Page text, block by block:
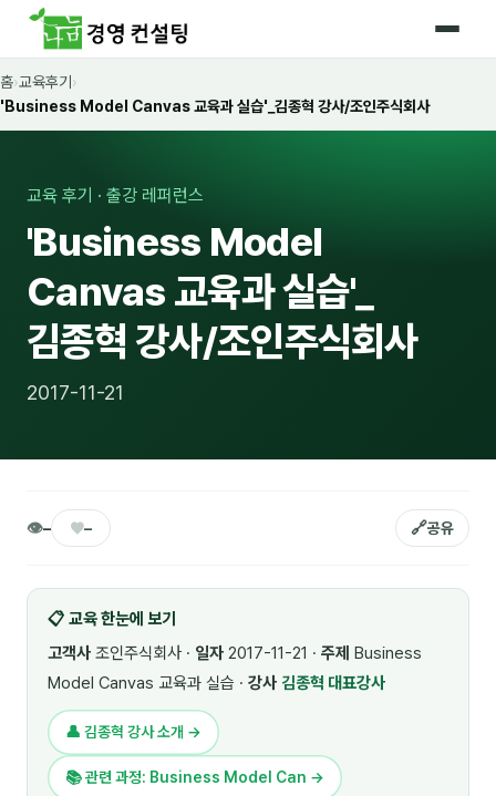
홈
🛡️ 법정 의무교육 4종
🤖 AI · IT 교육
📈 마케팅 · 영업
🤝 B2B 세일즈
🎓 강사육성 · 교수법 4
💻 IT · 디지털
📊 프레젠테이션 · 기획
🚀 창업 · 커리어
홈›교육후기 ›
'Business Model Canvas 교육과 실습'_김종혁 강사/조인주식회사
교육 후기 · 출강 레퍼런스
'Business Model
Canvas 교육과 실습'_
김종혁 강사/조인주식회사
2017-11-21
👁– ♥– 🔗공유
📋 교육 한눈에 보기
고객사 조인주식회사 · 일자 2017-11-21 · 주제 Business
Model Canvas 교육과 실습 · 강사 김종혁 대표강사
👤 김종혁 강사 소개 →
📚 관련 과정: Business Model Can →